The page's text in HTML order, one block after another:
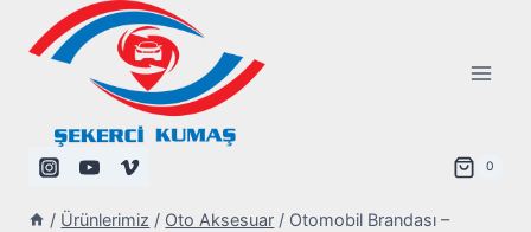
0
/ Ürünlerimiz / Oto Aksesuar / Otomobil Brandası –